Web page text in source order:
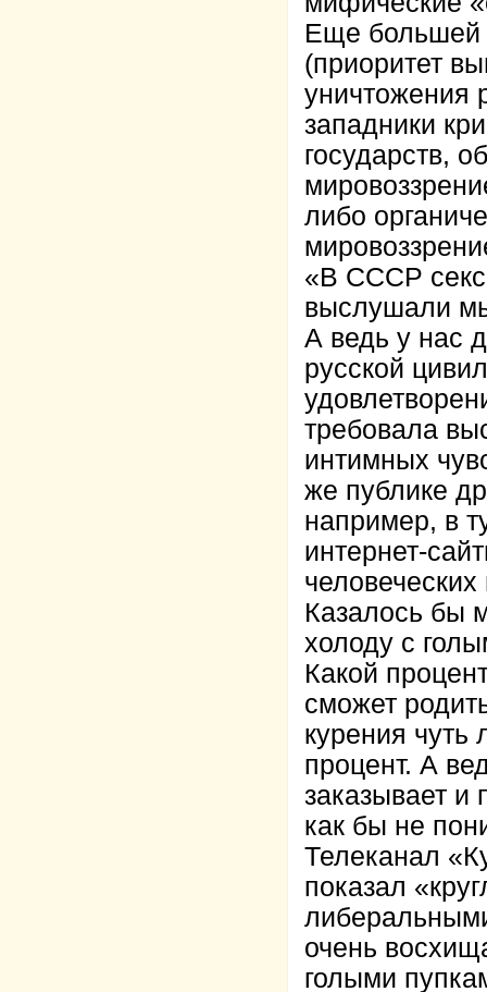
Еще большей
(приоритет
уничтожения
западники
государств,
либо
«В СССР
выслушали
А ведь у нас
русской
требовала
интимных
же публике
например, в
интернет-
Казалось бы
холоду с
Какой
сможет
курения чуть
процент. А
заказывает
как бы не
Телеканал
показал
очень
голыми